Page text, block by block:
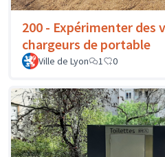
200 - Expérimenter des
chargeurs de portable
Ville de Lyon 1 0